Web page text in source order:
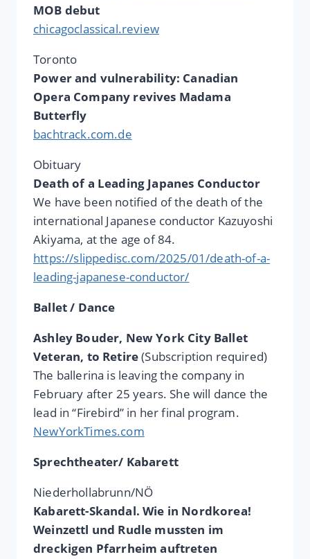
MOB debut
chicagoclassical.review
Toronto
Power and vulnerability: Canadian
Opera Company revives Madama
Butterfly
bachtrack.com.de
Obituary
Death of a Leading Japanes Conductor
We have been notified of the death of the
international Japanese conductor Kazuyoshi
Akiyama, at the age of 84.
https://slippedisc.com/2025/01/death-of-a-
leading-japanese-conductor/
Ballet / Dance
Ashley Bouder, New York City Ballet
Veteran, to Retire(Subscription required)
The ballerina is leaving the company in
February after 25 years. She will dance the
lead in “Firebird” in her final program.
NewYorkTimes.com
Sprechtheater/ Kabarett
Niederhollabrunn/NÖ
Kabarett-Skandal. Wie in Nordkorea!
Weinzettl und Rudle mussten im
dreckigen Pfarrheim auftreten